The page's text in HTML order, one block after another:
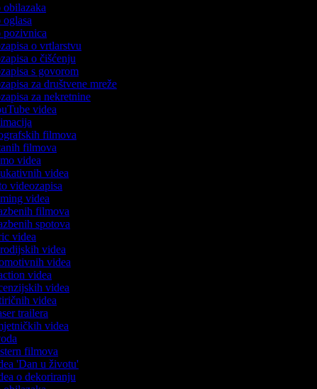
obilazaka
oglasa
pozivnica
o vrtlarstvu
o čišćenju
s govorom
za društvene mreže
za nekretnine
videa
filmova
filmova
videa
videa
videozapisa
videa
filmova
spotova
videa
videa
videa
videa
videa
videa
trailera
videa
filmova
'Dan u životu'
o dekoriranju